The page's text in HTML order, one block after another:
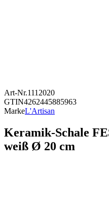
Art-Nr.1112020
GTIN4262445885963
MarkeL'Artisan
Keramik-Schale
weiß Ø 20 cm